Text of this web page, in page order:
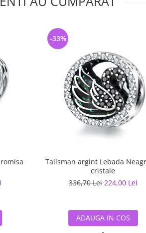
Talisman argint Lebada
cristale
336,70 Lei 224,00 Lei
-33%
ADAUGA IN COS